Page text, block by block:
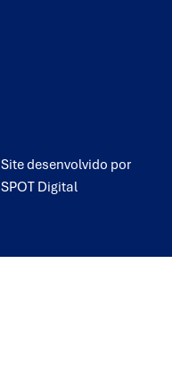
Site desenvolvido por
SPOT Digital